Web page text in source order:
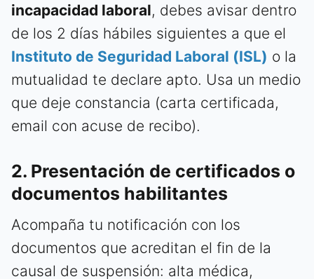
incapacidad laboral, debes avisar dentro
de los 2 días hábiles siguientes a que el
Instituto de Seguridad Laboral (ISL) o la
mutualidad te declare apto. Usa un medio
que deje constancia (carta certificada,
email con acuse de recibo).
2. Presentación de certificados o
documentos habilitantes
Acompaña tu notificación con los
documentos que acreditan el fin de la
causal de suspensión: alta médica,